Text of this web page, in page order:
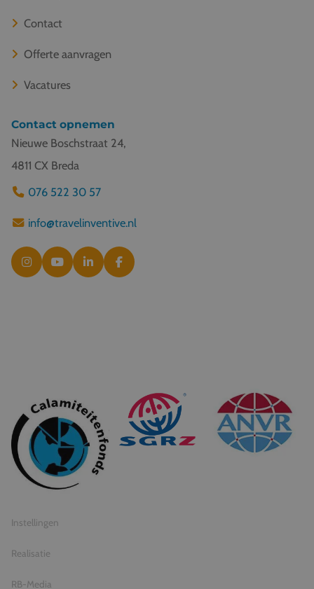
Contact
Offerte aanvragen
Vacatures
Contact opnemen
Nieuwe Boschstraat 24,
4811 CX Breda
076 522 30 57
info@travelinventive.nl
© 2026 Travel Inventive
Algemene voorwaarden
Privacy statement
Instellingen
Realisatie
RB-Media